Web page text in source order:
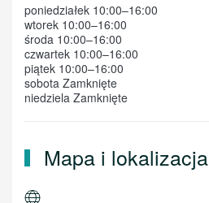
poniedziałek 10:00–16:00
wtorek 10:00–16:00
środa 10:00–16:00
czwartek 10:00–16:00
piątek 10:00–16:00
sobota Zamknięte
niedziela Zamknięte
Mapa i lokalizacja